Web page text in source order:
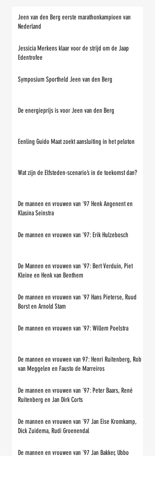
Jeen van den Berg eerste marathonkampioen van
Nederland
Jessicia Merkens klaar voor de strijd om de Jaap
Edentrofee
Symposium Sportheld Jeen van den Berg
De energieprijs is voor Jeen van den Berg
Eenling Guido Maat zoekt aansluiting in het peloton
Wat zijn de Elfsteden-scenario’s in de toekomst dan?
De mannen en vrouwen van '97 Henk Angenent en
Klasina Seinstra
De mannen en vrouwen van '97: Erik Hulzebosch
De Mannen en vrouwen van '97: Bert Verduin, Piet
Kleine en Henk van Benthem
De mannen en vrouwen van '97 Hans Pieterse, Ruud
Borst en Arnold Stam
De mannen en vrouwen van '97: Willem Poelstra
De mannen en vrouwen van 97: Henri Ruitenberg, Rob
van Meggelen en Fausto de Marreiros
De mannen en vrouwen van '97: Peter Baars, René
Ruitenberg en Jan Dirk Corts
De mannen en vrouwen van '97 Jan Eise Kromkamp,
Dick Zuidema, Rudi Groenendal
De mannen en vrouwen van '97 Jan Bakker, Ubbo